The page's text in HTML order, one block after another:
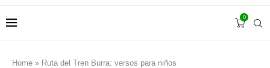
0
Home » Ruta del Tren Burra: versos para niños